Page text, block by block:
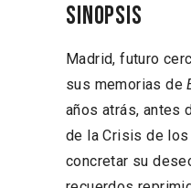
Sinopsis
Madrid, futuro
sus memorias de
años atrás, antes
de la Crisis de
concretar su